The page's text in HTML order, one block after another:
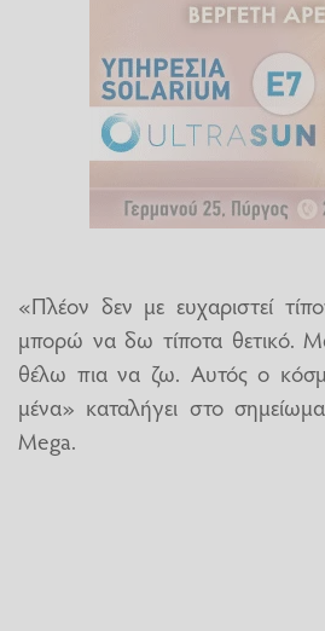
«Πλέον δεν με ευχαριστεί
μπορώ να δω τίποτα θετικό.
θέλω πια να ζω. Αυτός ο
μένα» καταλήγει στο
Mega.